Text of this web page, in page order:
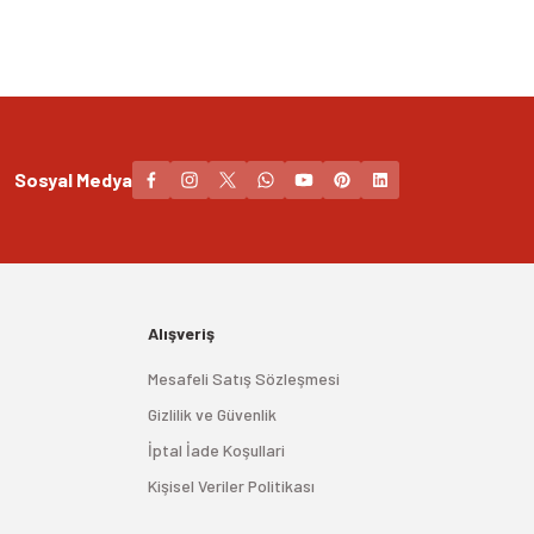
Sosyal Medya
Alışveriş
Mesafeli Satış Sözleşmesi
Gizlilik ve Güvenlik
İptal İade Koşullari
Kişisel Veriler Politikası